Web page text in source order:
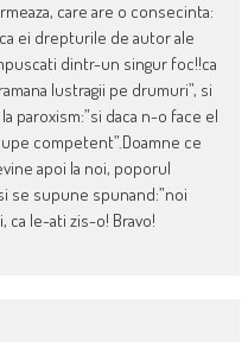
care are o consecinta:
ei drepturile de autor ale
dintr-un singur foc!!ca
lustragii pe drumuri”, si
paroxism:”si daca n-o face el
competent”.Doamne ce
apoi la noi, poporul
se supune spunand:”noi
ca le-ati zis-o! Bravo!